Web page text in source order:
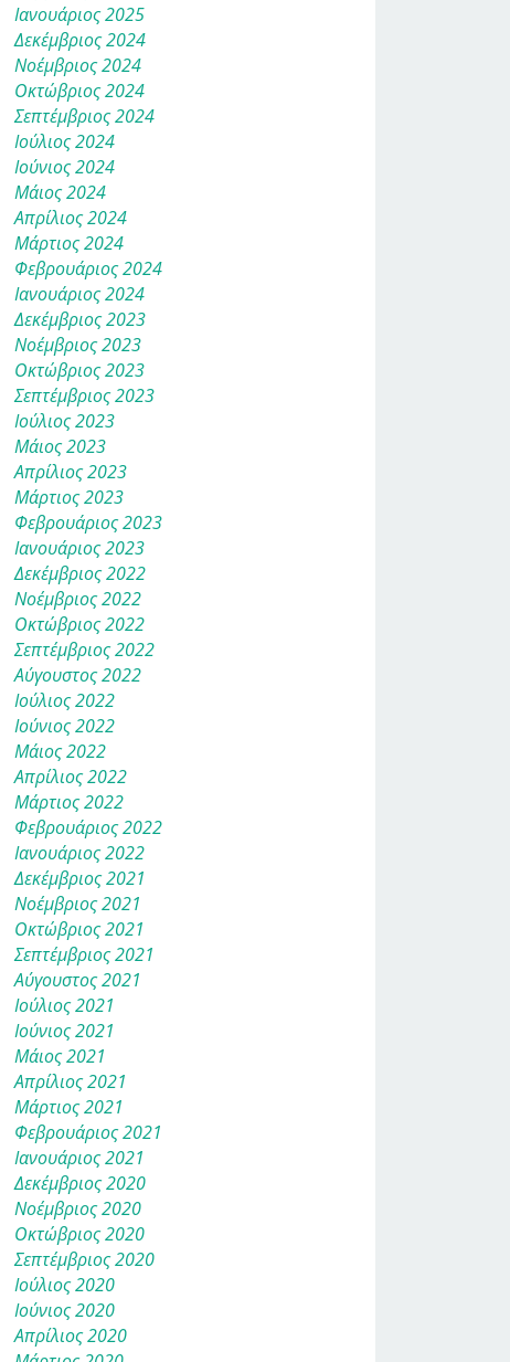
Ιανουάριος 2025
Δεκέμβριος 2024
Νοέμβριος 2024
Οκτώβριος 2024
Σεπτέμβριος 2024
Ιούλιος 2024
Ιούνιος 2024
Μάιος 2024
Απρίλιος 2024
Μάρτιος 2024
Φεβρουάριος 2024
Ιανουάριος 2024
Δεκέμβριος 2023
Νοέμβριος 2023
Οκτώβριος 2023
Σεπτέμβριος 2023
Ιούλιος 2023
Μάιος 2023
Απρίλιος 2023
Μάρτιος 2023
Φεβρουάριος 2023
Ιανουάριος 2023
Δεκέμβριος 2022
Νοέμβριος 2022
Οκτώβριος 2022
Σεπτέμβριος 2022
Αύγουστος 2022
Ιούλιος 2022
Ιούνιος 2022
Μάιος 2022
Απρίλιος 2022
Μάρτιος 2022
Φεβρουάριος 2022
Ιανουάριος 2022
Δεκέμβριος 2021
Νοέμβριος 2021
Οκτώβριος 2021
Σεπτέμβριος 2021
Αύγουστος 2021
Ιούλιος 2021
Ιούνιος 2021
Μάιος 2021
Απρίλιος 2021
Μάρτιος 2021
Φεβρουάριος 2021
Ιανουάριος 2021
Δεκέμβριος 2020
Νοέμβριος 2020
Οκτώβριος 2020
Σεπτέμβριος 2020
Ιούλιος 2020
Ιούνιος 2020
Απρίλιος 2020